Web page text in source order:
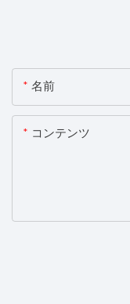
名前
コンテンツ